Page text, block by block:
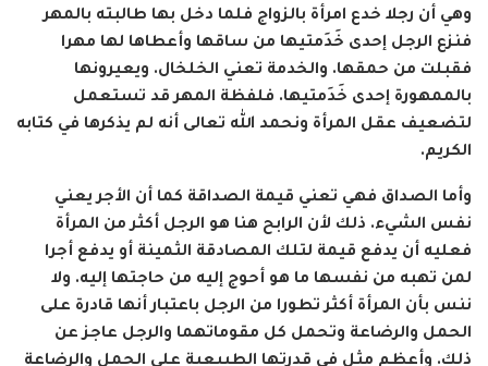
وهي أن رجلا خدع امرأة بالزواج فلما دخل بها طالبته بالمهر
فنزع الرجل إحدى خَدَمتيها من ساقها وأعطاها لها مهرا
فقبلت من حمقها. والخدمة تعني الخلخال. ويعيرونها
بالممهورة إحدى خَدَمتيها. فلفظة المهر قد تستعمل
لتضعيف عقل المرأة ونحمد الله تعالى أنه لم يذكرها في كتابه
الكريم.
وأما الصداق فهي تعني قيمة الصداقة كما أن الأجر يعني
نفس الشيء. ذلك لأن الرابح هنا هو الرجل أكثر من المرأة
فعليه أن يدفع قيمة لتلك المصادقة الثمينة أو يدفع أجرا
لمن تهبه من نفسها ما هو أحوج إليه من حاجتها إليه. ولا
ننس بأن المرأة أكثر تطورا من الرجل باعتبار أنها قادرة على
الحمل والرضاعة وتحمل كل مقوماتهما والرجل عاجز عن
ذلك. وأعظم مثل في قدرتها الطبيعية على الحمل والرضاعة